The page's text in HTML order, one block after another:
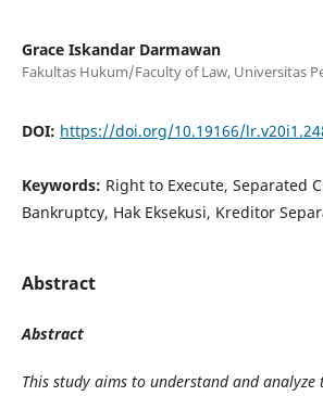
Grace Iskandar Darmawan
Fakultas Hukum/Faculty of Law, Universitas
DOI: https://doi.org/10.19166/
Keywords: Right to Execute, Separated
Bankruptcy, Hak Eksekusi, Kreditor
Abstract
Abstract
This study aims to understand and